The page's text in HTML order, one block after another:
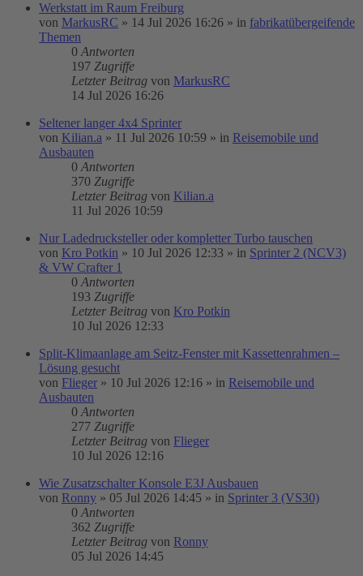
Werkstatt im Raum Freiburg
von MarkusRC » 14 Jul 2026 16:26 » in fabrikatübergeifende
Themen
0 Antworten
197 Zugriffe
Letzter Beitrag von MarkusRC
14 Jul 2026 16:26
Seltener langer 4x4 Sprinter
von Kilian.a » 11 Jul 2026 10:59 » in Reisemobile und
Ausbauten
0 Antworten
370 Zugriffe
Letzter Beitrag von Kilian.a
11 Jul 2026 10:59
Nur Ladedrucksteller oder kompletter Turbo tauschen
von Kro Potkin » 10 Jul 2026 12:33 » in Sprinter 2 (NCV3)
& VW Crafter 1
0 Antworten
193 Zugriffe
Letzter Beitrag von Kro Potkin
10 Jul 2026 12:33
Split-Klimaanlage am Seitz-Fenster mit Kassettenrahmen –
Lösung gesucht
von Flieger » 10 Jul 2026 12:16 » in Reisemobile und
Ausbauten
0 Antworten
277 Zugriffe
Letzter Beitrag von Flieger
10 Jul 2026 12:16
Wie Zusatzschalter Konsole E3J Ausbauen
von Ronny » 05 Jul 2026 14:45 » in Sprinter 3 (VS30)
0 Antworten
362 Zugriffe
Letzter Beitrag von Ronny
05 Jul 2026 14:45